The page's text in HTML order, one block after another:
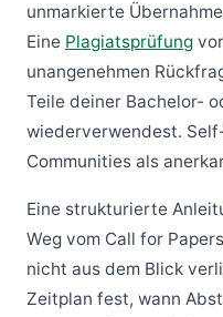
unmarkierte
Eine Plagiatsprüfung
unangenehmen
Teile deiner Bachelor-
wiederverwendest.
Communities als
Eine strukturierte
Weg vom Call for
nicht aus dem Blick
Zeitplan fest, wann